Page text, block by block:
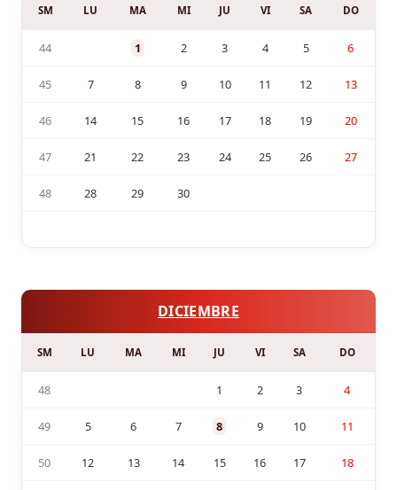
SM LU MA MI JU VI SA DO
44 1 2 3 4 5 6
45 7 8 9 10 11 12 13
46 14 15 16 17 18 19 20
47 21 22 23 24 25 26 27
48 28 29 30
DICIEMBRE
SM LU MA MI JU VI SA DO
48 1 2 3 4
49 5 6 7 8 9 10 11
50 12 13 14 15 16 17 18